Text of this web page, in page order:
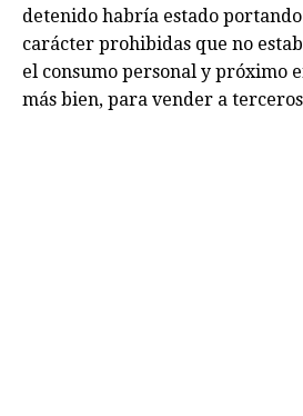
detenido habría estado portando
carácter prohibidas que no
el consumo personal y próximo
más bien, para vender a